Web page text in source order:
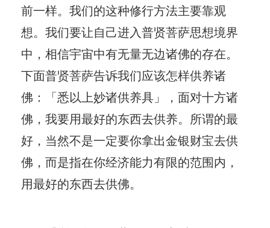
前一样。我们的这种修行方法主要靠观
想。我们要让自己进入普贤菩萨思想境界
中，相信宇宙中有无量无边诸佛的存在。
下面普贤菩萨告诉我们应该怎样供养诸
佛：「悉以上妙诸供养具」，面对十方诸
佛，我要用最好的东西去供养。所谓的最
好，当然不是一定要你拿出金银财宝去供
佛，而是指在你经济能力有限的范围内，
用最好的东西去供佛。